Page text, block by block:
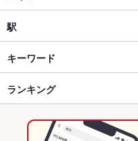
寿司
高知市 × 和食
高知市 × 寿司
堀詰駅 × 和食
帯屋町・追手筋・知寄町
帯屋町・追手筋・知寄町 × 和食
帯屋町・追手筋・知寄町 × 寿司
駅
大橋通駅
高知駅
堀詰駅
キーワード
からあげ
アヒージョ 生ハム
ランキング
高知のグルメランキング